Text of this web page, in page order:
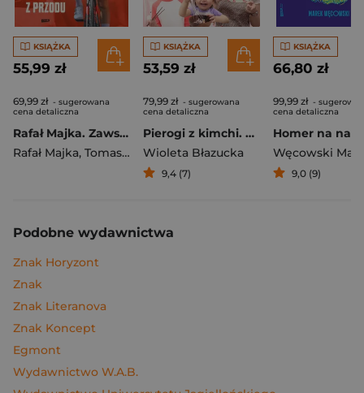
KSIĄŻKA
55,99 zł
69,99 zł - sugerowana
cena detaliczna
Rafał Majka. Zawsze z przodu. Rozmawia Tomasz Kalemba - książka z autografem
Rafał Majka, Tomasz Kalemba
KSIĄŻKA
53,59 zł
79,99 zł - sugerowana
cena detaliczna
Pierogi z kimchi. Moje ulubione azjatyckie przepisy
Wioleta Błazucka
9,4 (7)
KSIĄŻKA
66,80 zł
99,99 zł -
cena detaliczna
Węcowski
9,0 (9)
Podobne wydawnictwa
Znak Horyzont
Znak
Znak Literanova
Znak Koncept
Egmont
Wydawnictwo W.A.B.